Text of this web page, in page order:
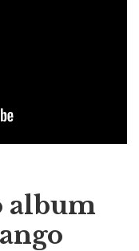
album